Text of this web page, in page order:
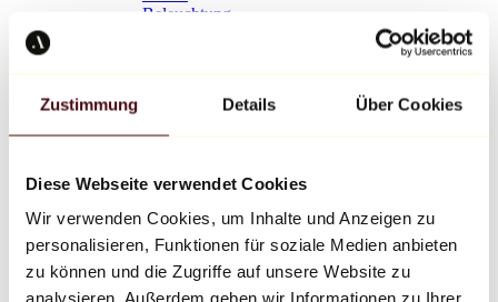
Zustimmung Details Über Cookies
Diese Webseite verwendet Cookies
Wir verwenden Cookies, um Inhalte und Anzeigen zu
personalisieren, Funktionen für soziale Medien anbieten
zu können und die Zugriffe auf unsere Website zu
analysieren. Außerdem geben wir Informationen zu Ihrer
Beleuchtung
Richard Orlinski
Keith Haring
Jeff Koons
Jean-Michel Basquiat
Alle Designer
Werk der Woche